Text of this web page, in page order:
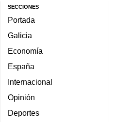
SECCIONES
Portada
Galicia
Economía
España
Internacional
Opinión
Deportes